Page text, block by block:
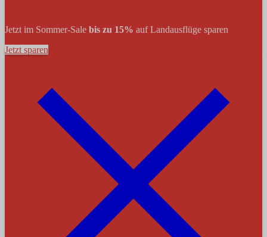
Jetzt im Sommer-Sale bis zu 15% auf Landausflüge sparen
Jetzt sparen